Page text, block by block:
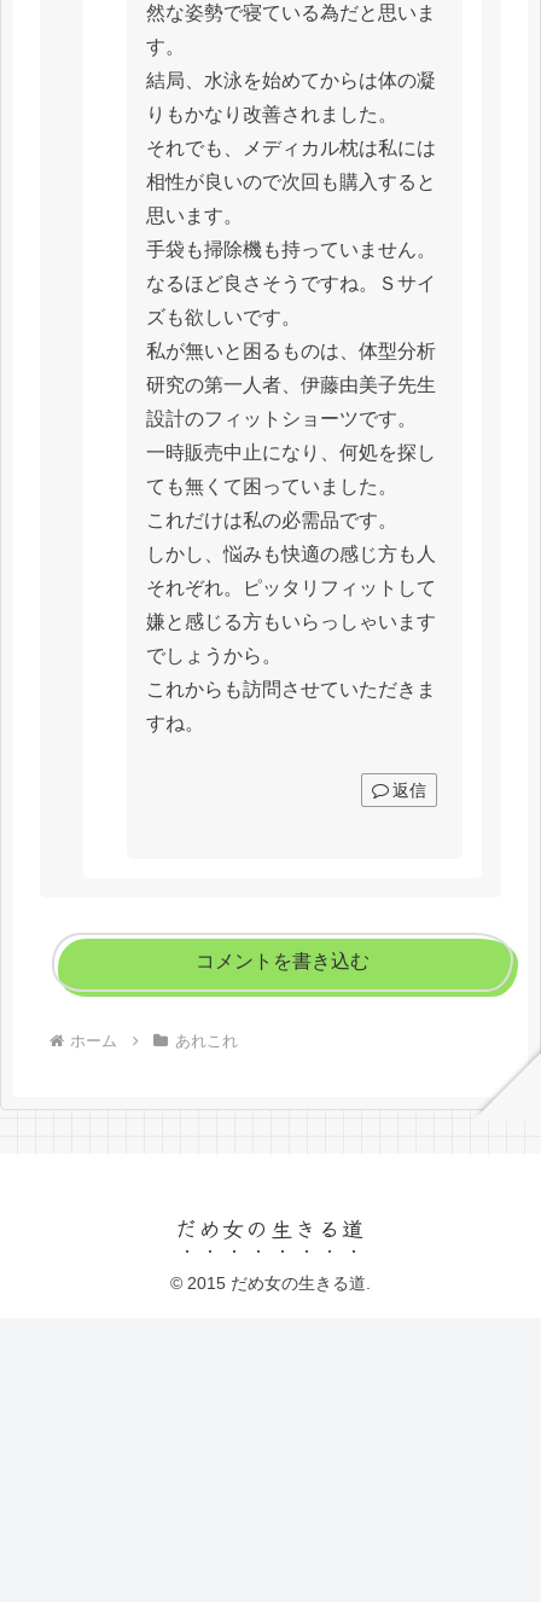
然な姿勢で寝ている為だと思いま
す。
結局、水泳を始めてからは体の凝
りもかなり改善されました。
それでも、メディカル枕は私には
相性が良いので次回も購入すると
思います。
手袋も掃除機も持っていません。
なるほど良さそうですね。Ｓサイ
ズも欲しいです。
私が無いと困るものは、体型分析
研究の第一人者、伊藤由美子先生
設計のフィットショーツです。
一時販売中止になり、何処を探し
ても無くて困っていました。
これだけは私の必需品です。
しかし、悩みも快適の感じ方も人
それぞれ。ピッタリフィットして
嫌と感じる方もいらっしゃいます
でしょうから。
これからも訪問させていただきま
すね。
返信
コメントを書き込む
ホーム あれこれ
だめ女の生きる道
© 2015 だめ女の生きる道.